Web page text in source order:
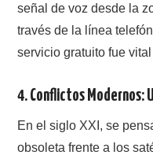
señal de voz desde la
través de la línea
servicio gratuito fue
4. Conflictos Modernos:
En el siglo XXI, se
obsoleta frente a los